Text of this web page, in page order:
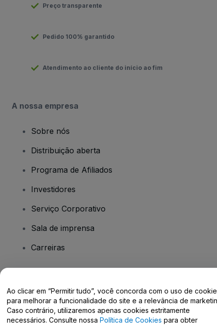
Preço transparente
Pedido 100% garantido
Atendimento ao cliente do início ao fim
A nossa empresa
Sobre nós
Distribuição aberta
Programa de Afiliados
Investidores
Serviço Corporativo
Sala de imprensa
Carreiras
Centro de Ajuda / Fale Conosco
Ao clicar em “Permitir tudo”, você concorda com o uso de
para melhorar a funcionalidade do site e a relevância de
Caso contrário, utilizaremos apenas cookies estritamente
necessários. Consulte nossa Política de Cookies para obter